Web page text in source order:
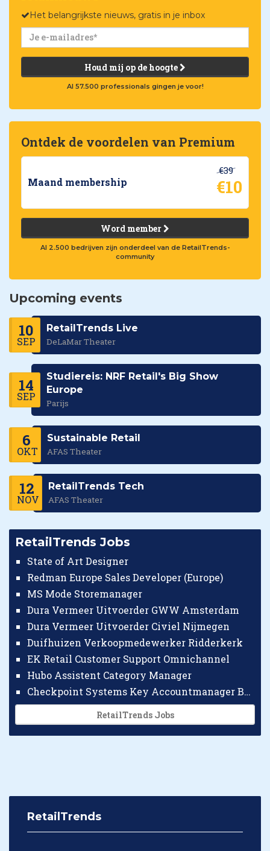
Het belangrijkste nieuws, gratis in je inbox
Houd mij op de hoogte
Al 57.500 professionals gingen je voor!
Ontdek de voordelen van Premium
Maand membership
€39
€10
Word member
Al 2.500 bedrijven zijn onderdeel van de RetailTrends-
community
Upcoming events
10
SEP
RetailTrends Live
DeLaMar Theater
14
SEP
Studiereis: NRF Retail's Big Show
Europe
Parijs
6
OKT
Sustainable Retail
AFAS Theater
12
NOV
RetailTrends Tech
AFAS Theater
RetailTrends Jobs
State of Art Designer
Redman Europe Sales Developer (Europe)
MS Mode Storemanager
Dura Vermeer Uitvoerder GWW Amsterdam
Dura Vermeer Uitvoerder Civiel Nijmegen
Duifhuizen Verkoopmedewerker Ridderkerk
EK Retail Customer Support Omnichannel
Hubo Assistent Category Manager
Checkpoint Systems Key Accountmanager Benelux
RetailTrends Jobs
RetailTrends